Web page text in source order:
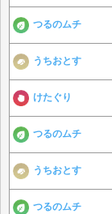
つるのムチ
うちおとす
けたぐり
つるのムチ
うちおとす
つるのムチ